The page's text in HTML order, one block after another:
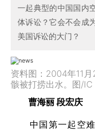
一起典型的中国国内
体诉讼？它会不会成
美国诉讼的大门？
资料图：2004年11
骸被打捞出水。图/
曹海丽 段宏庆
中国第一起空难